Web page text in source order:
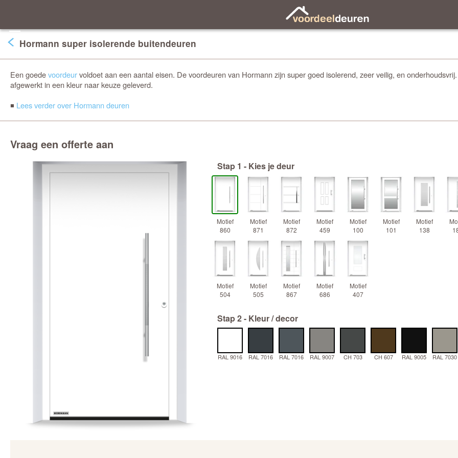
Hormann super isolerende buitendeuren
Een goedevoordeurvoldoet aan een aantal eisen. De voordeuren van Hormann zijn super goed isolerend, zeer veilig, en
afgewerkt in een kleur naar keuze geleverd.
◾ Lees verder over Hormann deuren
Vraag een offerte aan
Stap 1 - Kies je deur
Motief
860
Motief
871
Motief
872
Motief
459
Motief
100
Motief
101
Motief
138
Motief
504
Motief
505
Motief
867
Motief
686
Motief
407
Stap 2 - Kleur / decor
RAL 9016 RAL 7016 RAL 7016 RAL 9007 CH 703 CH 607 RAL 9005 RAL 7030